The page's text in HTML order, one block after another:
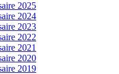
2025
2024
2023
2022
2021
2020
2019